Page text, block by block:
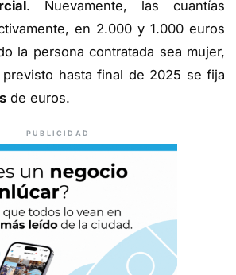
. Nuevamente, las cuantías
en 2.000 y 1.000 euros
la persona contratada sea mujer,
hasta final de 2025 se fija
de euros.
PUBLICIDAD